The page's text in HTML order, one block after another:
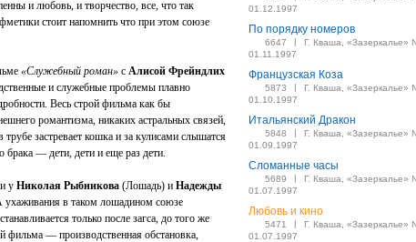
и любовь, и творчество, все, что так
стоит напомнить что при этом союзе
«Служебный роман» с Алисой Фрейндлих
и служебные проблемы плавно
Весь строй фильма как бы
романтизма, никаких астральных связей,
трубе застревает кошка и за кулисами слышатся
брака — дети, дети и еще раз дети.
у Николая Рыбникова (Лошадь) и Надежды
ухаживания в таком лошадином союзе
только после загса, до того же
фильма — производственная обстановка,
01.12.1997
По порядку номеров
6647 |
Г. Кваша, «Зазеркалье»
01.11.1997
Французская Коза
5873 |
Г. Кваша, «Зазеркалье»
01.10.1997
Итальянский Дракон
5848 |
Г. Кваша, «Зазеркалье»
01.09.1997
Сломанные часы
5689 |
Г. Кваша, «Зазеркалье»
01.07.1997
Любовь и кино
5471 |
Г. Кваша, «Зазеркалье»
01.07.1997